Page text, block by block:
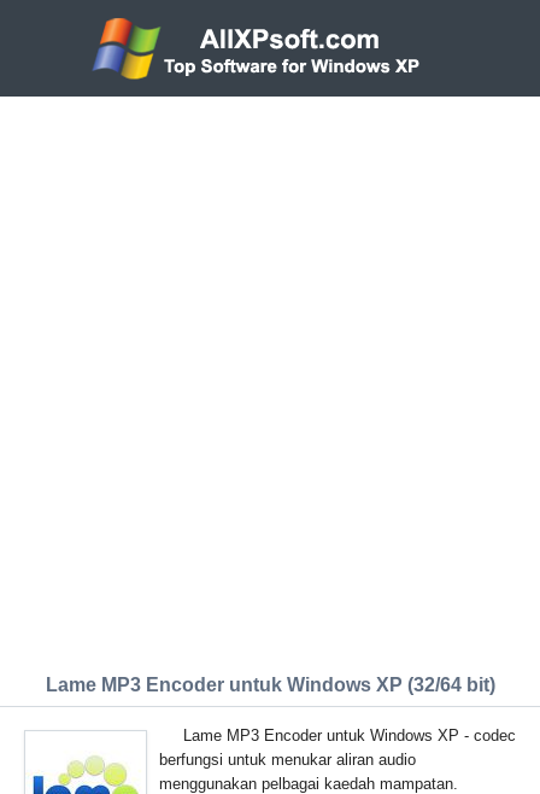
Lame MP3 Encoder untuk Windows XP (32/64 bit)
Lame MP3 Encoder untuk Windows XP - codec
berfungsi untuk menukar aliran audio
menggunakan pelbagai kaedah mampatan.